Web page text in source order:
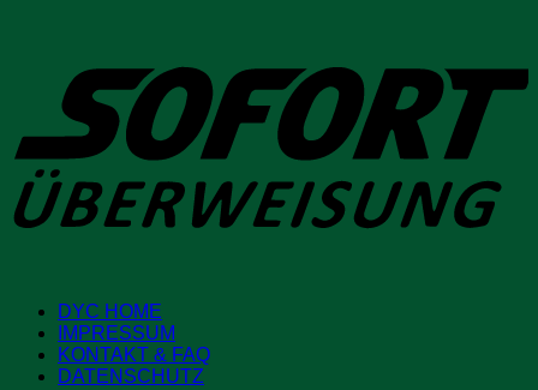
DYC HOME
IMPRESSUM
KONTAKT & FAQ
DATENSCHUTZ